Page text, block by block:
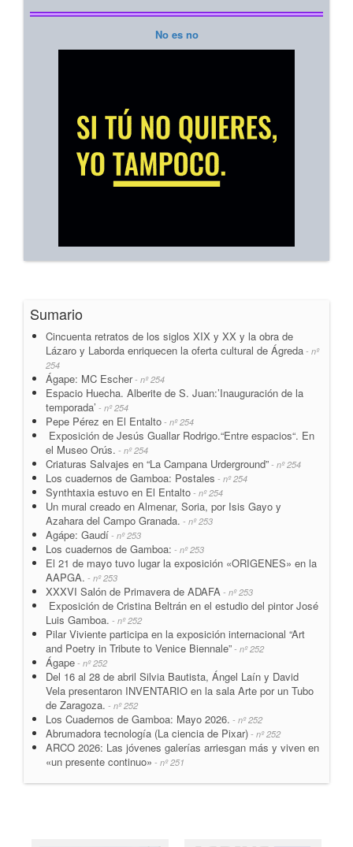
No es no
Sumario
Cincuenta retratos de los siglos XIX y XX y la obra de
Lázaro y Laborda enriquecen la oferta cultural de Ágreda - nº
254
Ágape: MC Escher- nº 254
Espacio Huecha. Alberite de S. Juan:’Inauguración de la
temporada’ - nº 254
Pepe Pérez en El Entalto - nº 254
Exposición de Jesús Guallar Rodrigo.“Entre espacios“. En
el Museo Orús. - nº 254
Criaturas Salvajes en “La Campana Urderground” - nº 254
Los cuadernos de Gamboa: Postales - nº 254
Synthtaxia estuvo en El Entalto - nº 254
Un mural creado en Almenar, Soria, por Isis Gayo y
Azahara del Campo Granada. - nº 253
Agápe: Gaudí - nº 253
Los cuadernos de Gamboa: - nº 253
El 21 de mayo tuvo lugar la exposición «ORIGENES» en la
AAPGA. - nº 253
XXXVI Salón de Primavera de ADAFA - nº 253
Exposición de Cristina Beltrán en el estudio del pintor José
Luis Gamboa. - nº 252
Pilar Viviente participa en la exposición internacional “Art
and Poetry in Tribute to Venice Biennale” - nº 252
Ágape - nº 252
Del 16 al 28 de abril Silvia Bautista, Ángel Laín y David
Vela presentaron INVENTARIO en la sala Arte por un Tubo
de Zaragoza. - nº 252
Los Cuadernos de Gamboa: Mayo 2026. - nº 252
Abrumadora tecnología (La ciencia de Pixar) - nº 252
ARCO 2026: Las jóvenes galerías arriesgan más y viven en
«un presente continuo» - nº 251